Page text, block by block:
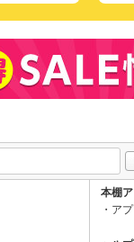
本棚
ア